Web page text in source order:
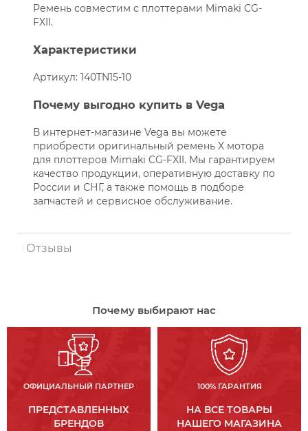
Ремень совместим с плоттерами Mimaki CG-
FXII.
Характеристики
Артикул: 140TN15-10
Почему выгодно купить в Vega
В интернет-магазине Vega вы можете
приобрести оригинальный ремень X мотора
для плоттеров Mimaki CG-FXII. Мы гарантируем
качество продукции, оперативную доставку по
России и СНГ, а также помощь в подборе
запчастей и сервисное обслуживание.
Отзывы
Почему выбирают нас
ОФИЦИАЛЬНЫЙ ПАРТНЕР
ПРЕДСТАВЛЕННЫХ
БРЕНДОВ
100% ГАРАНТИЯ
НА ВСЕ ТОВАРЫ
НАШЕГО МАГАЗИНА